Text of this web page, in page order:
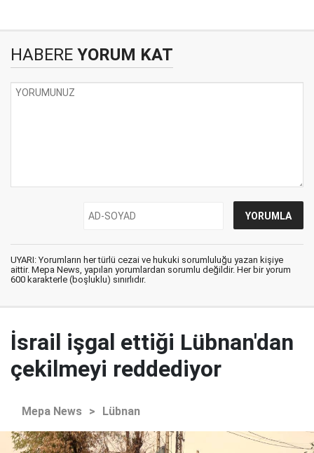
HABERE YORUM KAT
UYARI: Yorumların her türlü cezai ve hukuki sorumluluğu yazan kişiye
aittir. Mepa News, yapılan yorumlardan sorumlu değildir. Her bir yorum
600 karakterle (boşluklu) sınırlıdır.
İsrail işgal ettiği Lübnan'dan
çekilmeyi reddediyor
Mepa News > Lübnan